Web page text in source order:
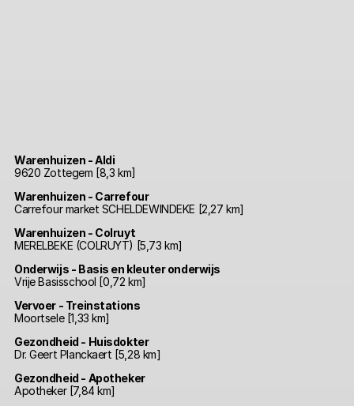
Warenhuizen - Aldi
9620 Zottegem [8,3 km]
Warenhuizen - Carrefour
Carrefour market SCHELDEWINDEKE [2,27 km]
Warenhuizen - Colruyt
MERELBEKE (COLRUYT) [5,73 km]
Onderwijs - Basis en kleuter onderwijs
Vrije Basisschool [0,72 km]
Vervoer - Treinstations
Moortsele [1,33 km]
Gezondheid - Huisdokter
Dr. Geert Planckaert [5,28 km]
Gezondheid - Apotheker
Apotheker [7,84 km]